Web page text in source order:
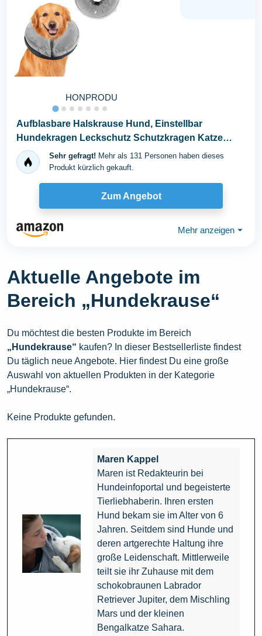
HONPRODU
Aufblasbare Halskrause Hund, Einstellbar
Hundekragen Leckschutz Schutzkragen Katze
Hundehalskrause...
Sehr gefragt! Mehr als 131 Personen haben dieses
Produkt kürzlich gekauft.
Zum Angebot
Mehr anzeigen ⏷
Aktuelle Angebote im
Bereich „Hundekrause“
Du möchtest die besten Produkte im Bereich
„Hundekrause“ kaufen? In dieser Bestsellerliste findest
Du täglich neue Angebote. Hier findest Du eine große
Auswahl von aktuellen Produkten in der Kategorie
„Hundekrause“.
Keine Produkte gefunden.
Maren Kappel
Maren ist Redakteurin bei
Hundeinfoportal und begeisterte
Tierliebhaberin. Ihren ersten
Hund bekam sie im Alter von 6
Jahren. Seitdem sind Hunde und
deren artgerechte Haltung ihre
große Leidenschaft. Mittlerweile
teilt sie ihr Zuhause mit dem
schokobraunen Labrador
Retriever Jupiter, dem Mischling
Mars und der kleinen
Bengalkatze Sahara.